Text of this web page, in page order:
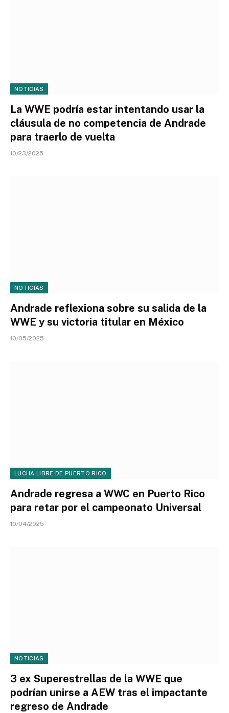
NOTICIAS
La WWE podría estar intentando usar la
cláusula de no competencia de Andrade
para traerlo de vuelta
10/23/2025
NOTICIAS
Andrade reflexiona sobre su salida de la
WWE y su victoria titular en México
10/05/2025
LUCHA LIBRE DE PUERTO RICO
Andrade regresa a WWC en Puerto Rico
para retar por el campeonato Universal
10/04/2025
NOTICIAS
3 ex Superestrellas de la WWE que
podrían unirse a AEW tras el impactante
regreso de Andrade